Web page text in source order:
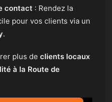
contact : Rendez la
pour vos clients via un
.
plus de clients locaux
à la Route de